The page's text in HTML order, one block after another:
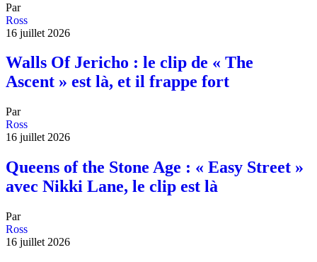
Par
Ross
16 juillet 2026
Walls Of Jericho : le clip de « The
Ascent » est là, et il frappe fort
Par
Ross
16 juillet 2026
Queens of the Stone Age : « Easy Street »
avec Nikki Lane, le clip est là
Par
Ross
16 juillet 2026